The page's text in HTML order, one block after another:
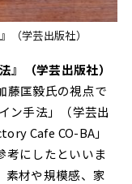
（学芸出版社）
』（学芸出版社）
藤匡毅氏の視点で
ン手法」（学芸出
Cafe CO-BA」
考にしたといいま
素材や規模感、家